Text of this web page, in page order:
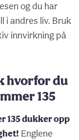
og du har
i andres liv. Bruk
innvirkning på
hvorfor du
135
135 dukker opp
Englene